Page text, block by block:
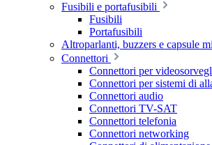
Fusibili e portafusibili
Fusibili
Portafusibili
Altroparlanti, buzzers e capsule
Connettori
Connettori per
Connettori per sistemi di
Connettori audio
Connettori TV-SAT
Connettori telefonia
Connettori networking